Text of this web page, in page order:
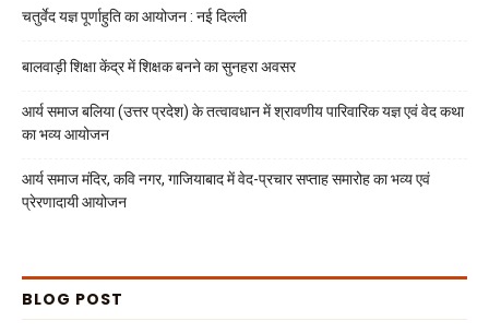
चतुर्वेद यज्ञ पूर्णाहुति का आयोजन : नई दिल्ली
बालवाड़ी शिक्षा केंद्र में शिक्षक बनने का सुनहरा अवसर
आर्य समाज बलिया (उत्तर प्रदेश) के तत्वावधान में श्रावणीय पारिवारिक यज्ञ एवं वेद कथा
का भव्य आयोजन
आर्य समाज मंदिर, कवि नगर, गाजियाबाद में वेद-प्रचार सप्ताह समारोह का भव्य एवं
प्रेरणादायी आयोजन
BLOG POST